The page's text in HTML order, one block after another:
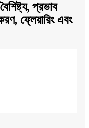
প্রভাব
ফ্লেয়ারিং এবং